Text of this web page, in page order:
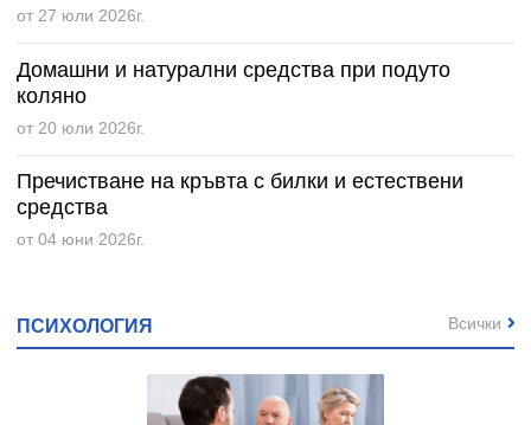
от 27 юли 2026г.
Домашни и натурални средства при подуто
коляно
от 20 юли 2026г.
Пречистване на кръвта с билки и естествени
средства
от 04 юни 2026г.
ПСИХОЛОГИЯ Всички